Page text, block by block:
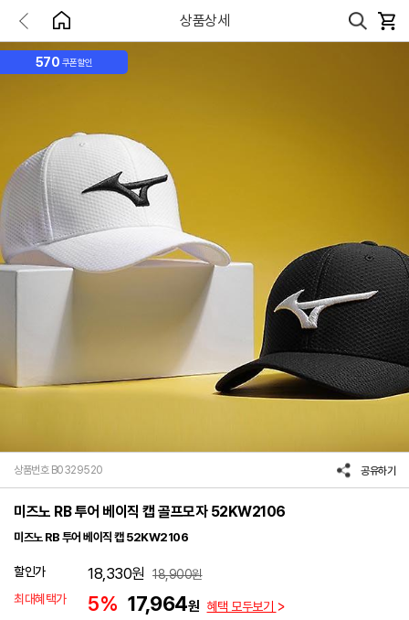
상품상세
570 쿠폰할인
상품번호 B0329520 공유하기
미즈노 RB 투어 베이직 캡 골프모자 52KW2106
미즈노 RB 투어 베이직 캡 52KW2106
할인가 18,330원 18,900원
최대혜택가
5% 17,964원 혜택 모두보기